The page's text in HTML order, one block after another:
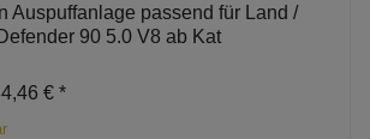
Auspuffanlage passend für Land /
90 5.0 V8 ab Kat
€ *